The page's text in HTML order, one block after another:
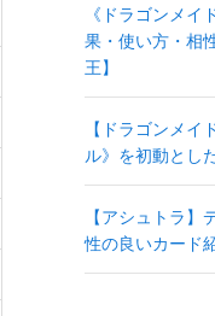
《ドラゴンメ
果・使い方・相
王】
【ドラゴンメ
ル》を初動とし
【アシュトラ
性の良いカード